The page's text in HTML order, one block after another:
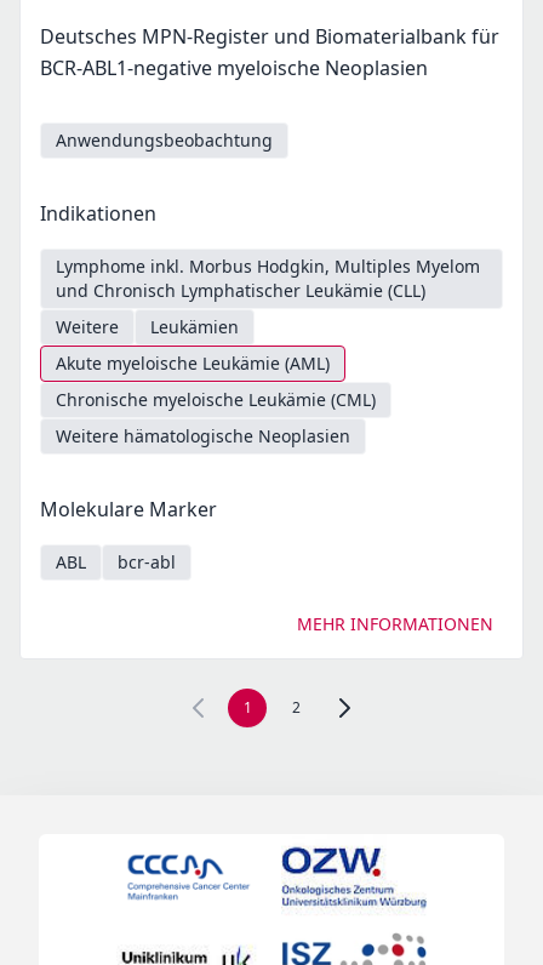
Deutsches MPN-Register und Biomaterialbank für
BCR-ABL1-negative myeloische Neoplasien
Anwendungsbeobachtung
Indikationen
Lymphome inkl. Morbus Hodgkin, Multiples Myelom
und Chronisch Lymphatischer Leukämie (CLL)
Weitere
Leukämien
Akute myeloische Leukämie (AML)
Chronische myeloische Leukämie (CML)
Weitere hämatologische Neoplasien
Molekulare Marker
ABL bcr-abl
MEHR INFORMATIONEN
1 2 Zur nächsten Seite, Seite 2